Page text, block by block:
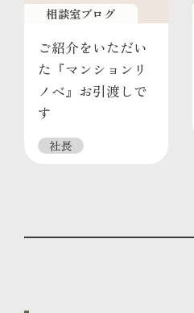
相談室ブログ
ご紹介をいただい
た『マンションリ
ノベ』お引渡しで
す
社長